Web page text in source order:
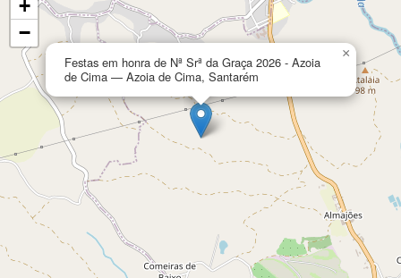
Festas em honra de Nª Srª da Graça 2026 - Azoia
de Cima — Azoia de Cima, Santarém
×
+
−